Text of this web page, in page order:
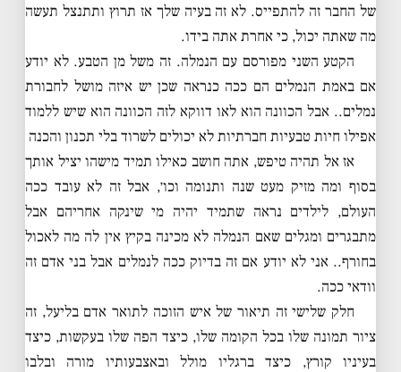
של החבר זה להתפייס. לא זה בעיה שלך אז תרוץ ותתנצל תעשה
מה שאתה יכול, כי אחרת אתה בידו.
הקטע השני מפורסם עם הנמלה. זה משל מן הטבע. לא יודע
אם באמת הנמלים הם ככה כנראה שכן יש איזה מושל לחבורת
נמלים.. אבל הכוונה הוא לאו דווקא לזה הכוונה הוא שיש ללמוד
אפילו חיות טבעיות חברתיות לא יכולים לשרוד בלי תכנון והכנה
אז אל תהיה טיפש, אתה חושב כאילו תמיד מישהו יציל אותך
בסוף ומה מזיק מעט שנה ותנומה וכו׳, אבל זה לא עובד ככה
העולם, לילדים נראה שתמיד יהיה מי שינקה אחריהם אבל
מתבגרים ומגלים שאם הנמלה לא מכינה בקיץ אין לה מה לאכול
בחורף.. אני לא יודע אם זה בדיוק ככה לנמלים אבל בני אדם זה
וודאי ככה.
חלק שלישי זה תיאור של איש הזוכה לתואר אדם בליעל, זה
ציור תמונה שלו בכל הקומה שלו, כיצד הפה שלו בעקשות, כיצד
בעיניו קורץ, כיצד ברגליו מולל ובאצבעותיו מורה ובלבו